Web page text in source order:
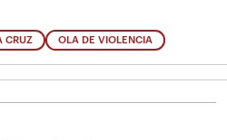
CRUZ OLA DE VIOLENCIA